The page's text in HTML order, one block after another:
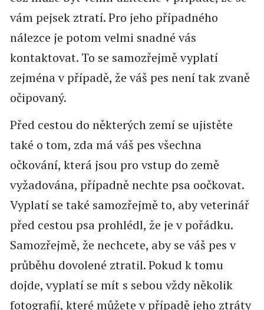
vám pejsek ztratí. Pro jeho případného
nálezce je potom velmi snadné vás
kontaktovat. To se samozřejmě vyplatí
zejména v případě, že váš pes není tak zvaně
očipovaný.
Před cestou do některých zemí se ujistěte
také o tom, zda má váš pes všechna
očkování, která jsou pro vstup do země
vyžadována, případně nechte psa oočkovat.
Vyplatí se také samozřejmě to, aby veterinář
před cestou psa prohlédl, že je v pořádku.
Samozřejmě, že nechcete, aby se váš pes v
průběhu dovolené ztratil. Pokud k tomu
dojde, vyplatí se mít s sebou vždy několik
fotografií, které můžete v případě jeho ztráty